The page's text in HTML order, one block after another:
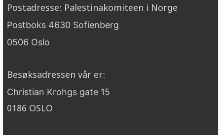
Postadresse: Palestinakomiteen i Norge
Postboks 4630 Sofienberg
0506 Oslo
Besøksadressen vår er:
Christian Krohgs gate 15
0186 OSLO